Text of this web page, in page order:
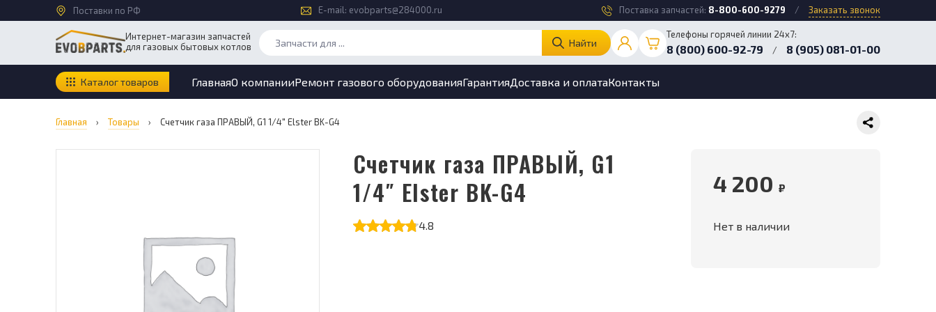
Поставки по РФ E-mail: evobparts@284000.ru Поставка запчастей: 8-800-600-9279 / Заказать звонок
Интернет-магазин запчастей
для газовых бытовых котлов
Найти
Телефоны горячей линии 24х7:
8 (800) 600-92-79 / 8 (905) 081-01-00
Каталог товаров ГлавнаяО компанииРемонт газового оборудованияГарантияДоставка и оплатаКонтакты
Главная › Товары › Счетчик газа ПРАВЫЙ, G1 1/4″ Elster BK-G4
Счетчик газа ПРАВЫЙ, G1
1/4″ Elster BK-G4
4.8
4 200 ₽
Нет в наличии